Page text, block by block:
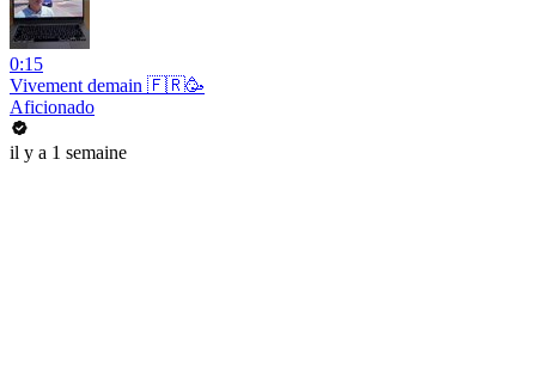
0:15
Vivement demain 🇫🇷🥳
Aficionado
il y a 1 semaine